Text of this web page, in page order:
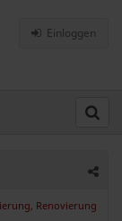
Einloggen
Renovierung